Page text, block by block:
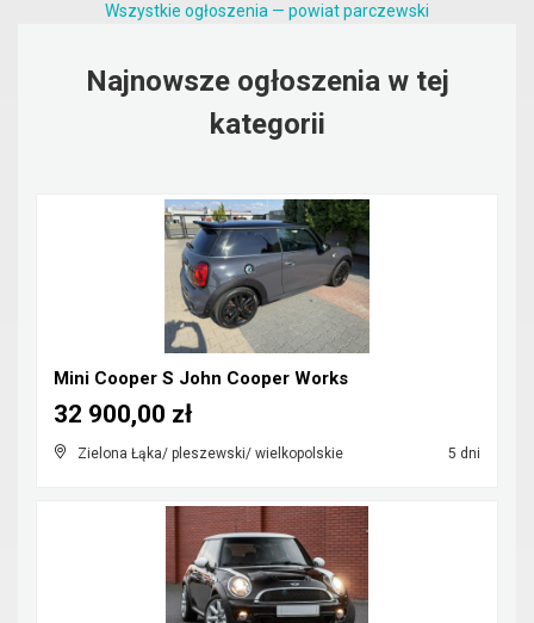
Wszystkie ogłoszenia — powiat parczewski
Najnowsze ogłoszenia w tej
kategorii
Mini Cooper S John Cooper Works
Zielona Łąka/ pleszewski/ wielkopolskie 5 dni
32 900,00 zł